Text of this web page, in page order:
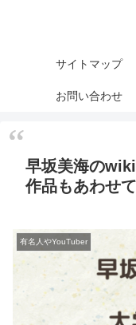
サイトマップ
お問い合わせ
早坂美海の
作品もあわせ
有名人やYouTuber